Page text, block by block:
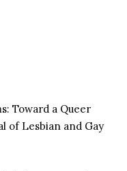
Toward a Queer
of Lesbian and Gay